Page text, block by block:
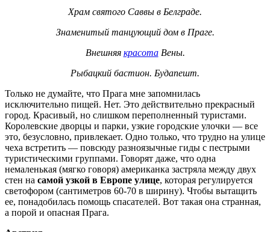
Храм святого Саввы в Белграде.
Знаменитый танцующий дом в Праге.
Внешняя красотаВены.
Рыбацкий бастион. Будапешт.
Только не думайте, что Прага мне запомнилась
исключительно пищей. Нет. Это действительно прекрасный
город. Красивый, но слишком переполненный туристами.
Королевские дворцы и парки, узкие городские улочки — все
это, безусловно, привлекает. Одно только, что трудно на улице
чеха встретить — повсюду разноязычные гиды с пестрыми
туристическими группами. Говорят даже, что одна
немаленькая (мягко говоря) американка застряла между двух
стен на самой узкой в Европе улице, которая регулируется
светофором (сантиметров 60-70 в ширину). Чтобы вытащить
ее, понадобилась помощь спасателей. Вот такая она странная,
а порой и опасная Прага.